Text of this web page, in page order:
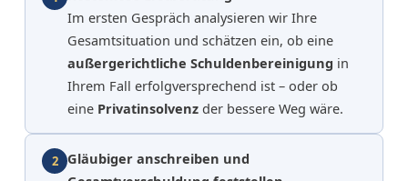
Im ersten Gespräch analysieren wir Ihre
Gesamtsituation und schätzen ein, ob eine
außergerichtliche Schuldenbereinigung in
Ihrem Fall erfolgversprechend ist – oder ob
eine Privatinsolvenz der bessere Weg wäre.
2 Gläubiger anschreiben und